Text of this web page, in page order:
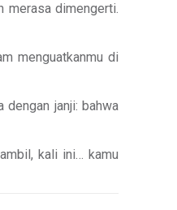
merasa dimengerti.
menguatkanmu di
dengan janji: bahwa
kali ini… kamu